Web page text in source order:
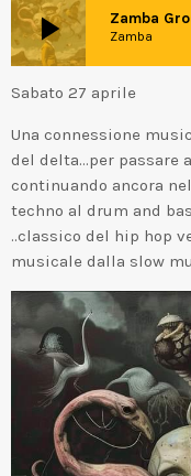
play_arrow Zamba
Zamba
Sabato 27 aprile
Una connessione
del delta…per passare
continuando ancora
techno al drum and
..classico del hip hop
musicale dalla slow